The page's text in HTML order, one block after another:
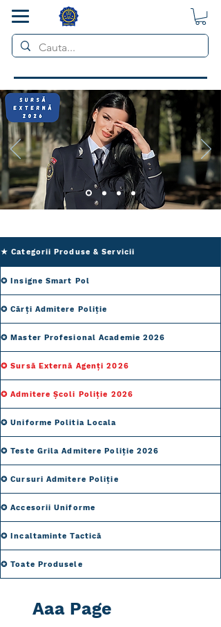
★ Categorii Produse & Servicii
✪ Insigne Smart Pol
✪ Master Profesional Academie 2026
✪ Sursă Externă Agenți 2026
✪ Uniforme Politia Locala
✪ Teste Grila Admitere Poliție 2026
✪ Cursuri Admitere Poliție
✪ Admitere Școli Poliție 2026
✪ Accesorii Uniforme
✪ Incaltaminte Tactică
✪ Toate Produsele
✪ Cărți Admitere Poliție
Aaa Page